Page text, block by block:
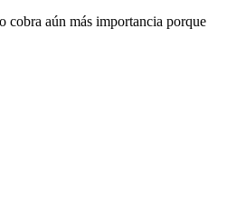
cobra aún más importancia porque